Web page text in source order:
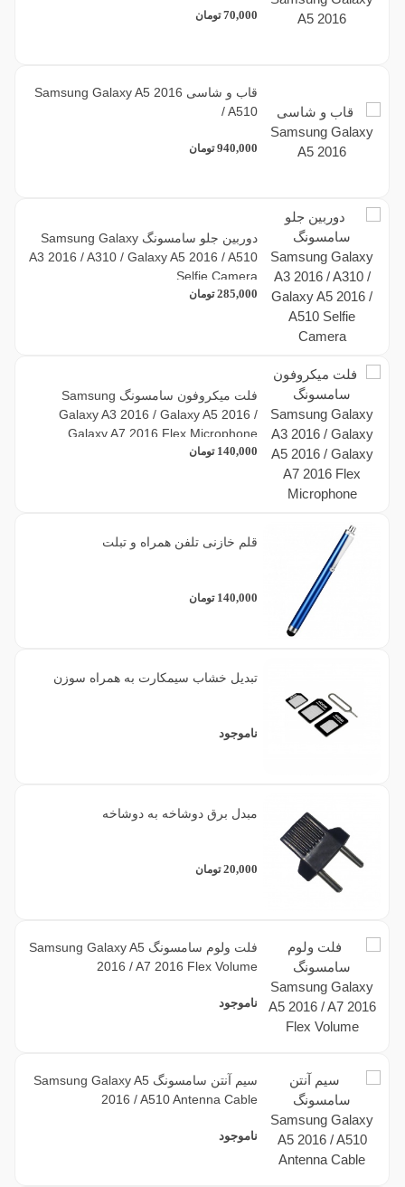
70,000 تومان
قاب و شاسی Samsung Galaxy A5 2016
/ A510
940,000 تومان
دوربین جلو سامسونگ Samsung Galaxy
A3 2016 / A310 / Galaxy A5 2016 / A510
Selfie Camera
285,000 تومان
فلت میکروفون سامسونگ Samsung
Galaxy A3 2016 / Galaxy A5 2016 /
Galaxy A7 2016 Flex Microphone
140,000 تومان
قلم خازنی تلفن همراه و تبلت
140,000 تومان
تبدیل خشاب سیمکارت به همراه سوزن
ناموجود
مبدل برق دوشاخه به دوشاخه
20,000 تومان
فلت ولوم سامسونگ Samsung Galaxy A5
2016 / A7 2016 Flex Volume
ناموجود
سیم آنتن سامسونگ Samsung Galaxy A5
2016 / A510 Antenna Cable
ناموجود